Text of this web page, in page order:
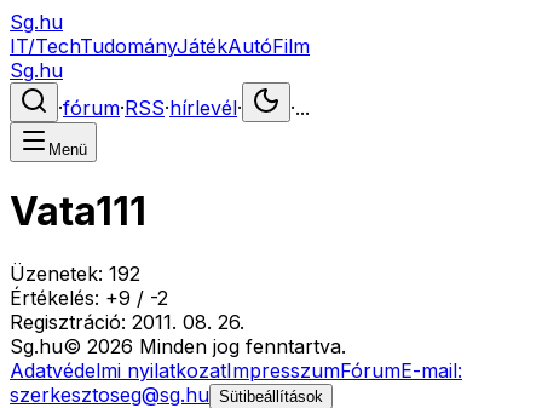
Sg.hu
IT/TechTudományJátékAutóFilm
Sg.hu
·fórum·RSS·hírlevél· ·...
Menü
Vata111
Üzenetek: 192
Értékelés: +9 / -2
Regisztráció: 2011. 08. 26.
Sg.hu© 2026 Minden jog fenntartva.
Adatvédelmi nyilatkozatImpresszumFórumE-mail:
szerkesztoseg@sg.hu Sütibeállítások